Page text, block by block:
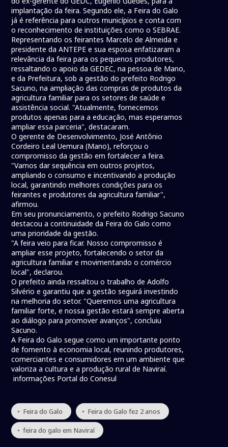
implantação da feira. Segundo ele, a Feira do Galo
já é referência para outros municípios e conta com
o reconhecimento de instituições como o SEBRAE.
Representando os feirantes Marcelo de Almeida e
presidente da ANTEPE e sua esposa enfatizaram a
relevância da feira para os pequenos produtores,
ressaltando o apoio da GEDEC, na pessoa de Mano,
e da Prefeitura, sob a gestão do prefeito Rodrigo
Sacuno, na ampliação das compras de produtos da
agricultura familiar para os setores de saúde e
assistência social. "Atualmente, fornecemos
produtos apenas para a educação, mas esperamos
ampliar essa parceria", destacaram.
O gerente de Desenvolvimento, José Antônio
Cordeiro Leal Uemura (Mano), reforçou o
compromisso da gestão em fortalecer a feira.
"Vamos dar sequência em outros projetos,
ampliando o consumo e incentivando a produção
local, garantindo melhores condições para os
feirantes e produtores da agricultura familiar",
afirmou.
Em seu pronunciamento, o prefeito Rodrigo Sacuno
destacou a continuidade da Feira do Galo como
uma prioridade da gestão.
"A feira veio para ficar. Nosso compromisso é
ampliar esse projeto, fortalecendo o setor da
agricultura familiar e movimentando o comércio
local", declarou.
O prefeito ainda ressaltou o trabalho de Adolfo
Silvério e garantiu que a gestão seguirá investindo
na melhoria do setor. "Queremos uma agricultura
familiar forte, e nossa gestão estará sempre aberta
ao diálogo para promover avanços", concluiu
Sacuno.
A Feira do Galo segue como um importante ponto
de fomento à economia local, reunindo produtores,
comerciantes e consumidores em um ambiente que
valoriza a cultura e a produção rural de Naviraí.
informações Portal do Conesul
• Feira do Galo • Feira do Galo fez 2 anos
• feira do galo em Naviraí